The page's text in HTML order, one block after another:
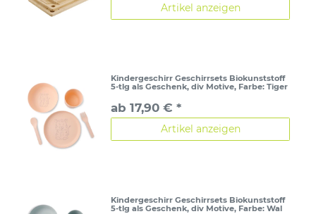
Artikel anzeigen
Kindergeschirr Geschirrsets Biokunststoff
5-tlg als Geschenk, div Motive, Farbe: Tiger
ab 17,90 € *
Artikel anzeigen
Kindergeschirr Geschirrsets Biokunststoff
5-tlg als Geschenk, div Motive, Farbe: Wal